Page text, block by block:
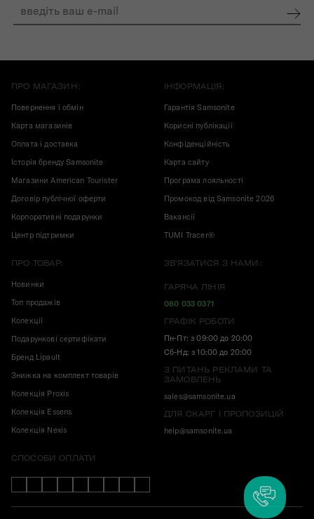
ПРО МАГАЗИН:
Повернення і обмін
Карта магазинів
Оплата і доставка
Історія бренду Samsonite
Магазини American Tourister
Договір публічної оферти
Корпоративні подарунки
Центр підтримки
ІНФОРМАЦІЯ:
Гарантія Samsonite
Корисні публікації
Конфіденційність
Карта сайту
Програма лояльності
Промокод від Samsonite 2026
Вакансії
TUMI Tracer®
ПРО ТОВАР:
Новинки
Топ продажів
Колекції
Подарункові сертифікати
Бренд Lipault
Знижка на комплект товарів
Колекція Proxis
Колекція Essens
Колекція Nexis
ЗВ'ЯЗАТИСЯ З НАМИ:
ГАРЯЧА ЛІНІЯ
080 033 0371
ГРАФІК РОБОТИ
Пн-Пт: з 09:00 до 20:00
Сб-Нд: з 10:00 до 20:00
З ПИТАНЬ РЕКЛАМИ ТА
ЗАМОВЛЕНЬ
sales@samsonite.ua
ДЛЯ СКАРГ І ПРОПОЗИЦІЙ
help@samsonite.ua
СПОСОБИ ОПЛАТИ